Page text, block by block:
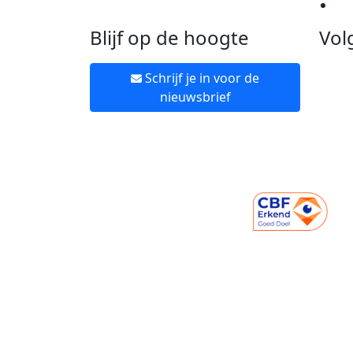
Blijf op de hoogte
Schrijf je in voor de
nieuwsbrief